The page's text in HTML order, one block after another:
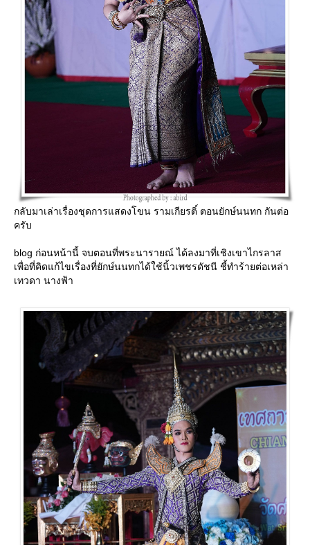
กลับมาเล่าเรื่องชุดการแสดงโขน รามเกียรติ์ ตอนยักษ์นนทก กันต่อ
ครับ
blog ก่อนหน้านี้ จบตอนที่พระนารายณ์ ได้ลงมาที่เชิงเขาไกรลาส
เพื่อที่คิดแก้ไขเรื่องที่ยักษ์นนทกได้ใช้นิ้วเพชรดัชนี ชี้ทำร้ายต่อเหล่า
เทวดา นางฟ้า